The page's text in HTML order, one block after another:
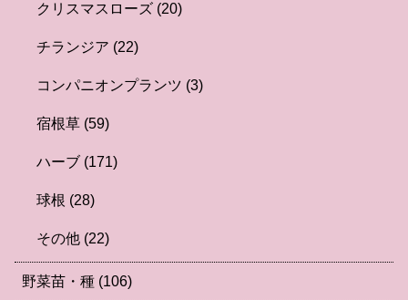
クリスマスローズ (20)
チランジア (22)
コンパニオンプランツ (3)
宿根草 (59)
ハーブ (171)
球根 (28)
その他 (22)
野菜苗・種 (106)